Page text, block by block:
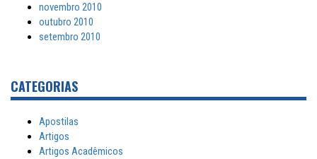
novembro 2010
outubro 2010
setembro 2010
CATEGORIAS
Apostilas
Artigos
Artigos Acadêmicos